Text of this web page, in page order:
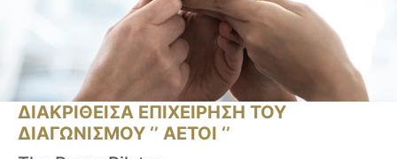
ΔΙΑΚΡΙΘΕΙΣΑ ΕΠΙΧΕΙΡΗΣΗ ΤΟΥ
ΔΙΑΓΩΝΙΣΜΟΥ ‘’ ΑΕΤΟΙ ‘’